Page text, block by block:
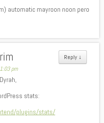
automatic mayroon noon pero
Reply ↓
pm
stats:
plugins/stats/